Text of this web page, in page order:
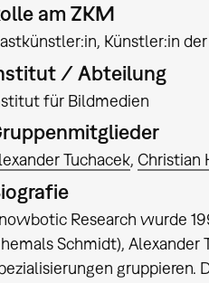
am ZKM
Künstler:in
/ Abteilung
für Bildmedien
Tuchacek Christian
Research wurde
Schmidt),
gruppieren.